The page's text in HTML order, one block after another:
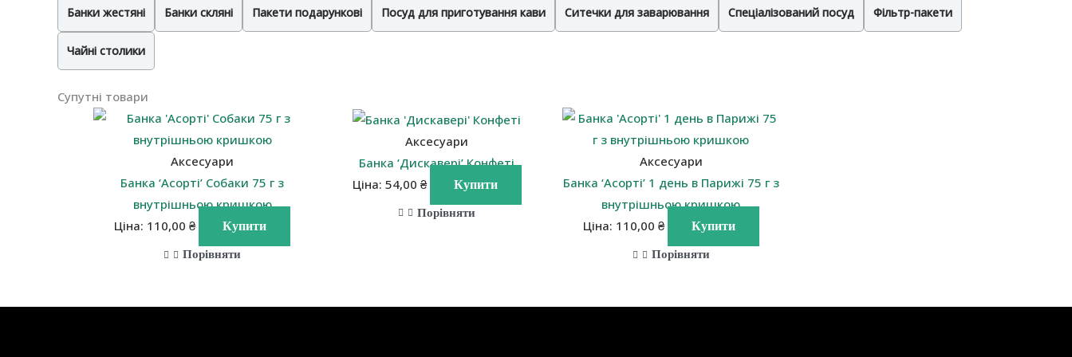
Банки жестяні Банки скляні Пакети подарункові Посуд для приготування кави Ситечки для заварювання Спеціалізований посуд Фільтр-пакети
Чайні столики
Супутні товари
Аксесуари
Банка ‘Асорті’ Собаки 75 г з
внутрішньою кришкою
Ціна: 110,00₴ Купити
Порівняти
Аксесуари
Банка ‘Дискавері’ Конфеті
Ціна: 54,00 ₴ Купити
Порівняти
Аксесуари
Банка ‘Асорті’ 1 день в Парижі 75 г з
внутрішньою кришкою
Ціна: 110,00 ₴ Купити
Порівняти